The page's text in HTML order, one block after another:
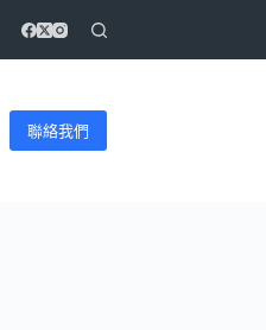
聯絡我們